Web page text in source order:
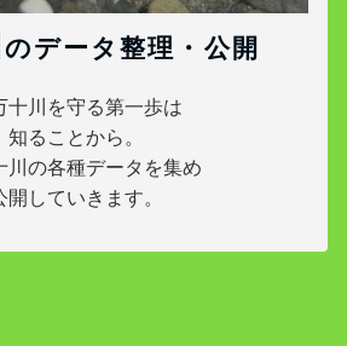
データ整理・公開
十川を守る第一歩は
知ることから。
川の各種データを集め
開していきます。